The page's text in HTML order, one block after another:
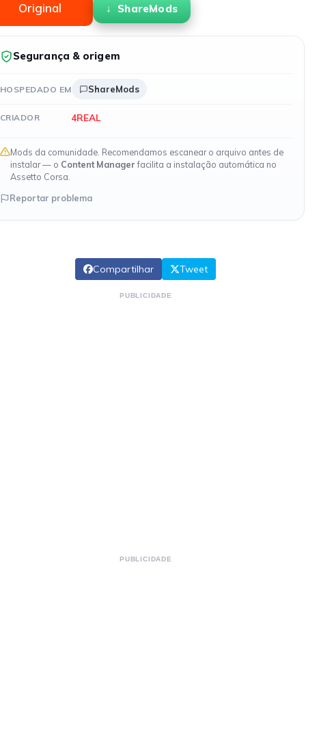
Original ShareMods
Segurança & origem
HOSPEDADO EM ShareMods
CRIADOR 4REAL
Mods da comunidade. Recomendamos escanear o arquivo antes de
instalar — o Content Managerfacilita a instalação automática no
Assetto Corsa.
Reportar problema
Compartilhar Tweet
PUBLICIDADE
PUBLICIDADE